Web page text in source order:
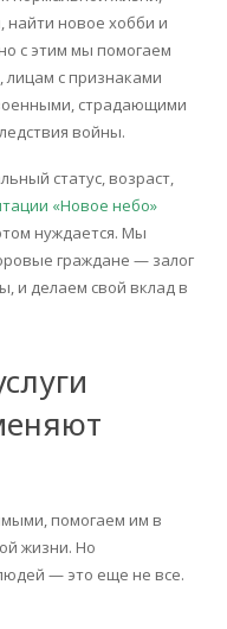
новое хобби и
с этим мы помогаем
с признаками
страдающими
войны.
статус, возраст,
«Новое небо»
нуждается. Мы
граждане — залог
и делаем свой вклад в
помогаем им в
жизни. Но
— это еще не все.